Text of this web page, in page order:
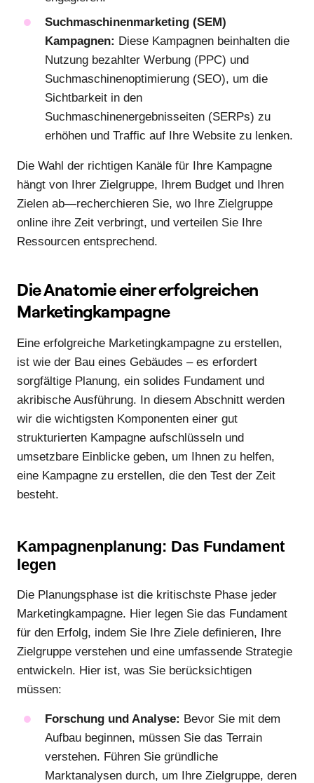
Suchmaschinenmarketing (SEM)
Kampagnen: Diese Kampagnen beinhalten die
Nutzung bezahlter Werbung (PPC) und
Suchmaschinenoptimierung (SEO), um die
Sichtbarkeit in den
Suchmaschinenergebnisseiten (SERPs) zu
erhöhen und Traffic auf Ihre Website zu lenken.
Die Wahl der richtigen Kanäle für Ihre Kampagne
hängt von Ihrer Zielgruppe, Ihrem Budget und Ihren
Zielen ab—recherchieren Sie, wo Ihre Zielgruppe
online ihre Zeit verbringt, und verteilen Sie Ihre
Ressourcen entsprechend.
Die Anatomie einer erfolgreichen
Marketingkampagne
Eine erfolgreiche Marketingkampagne zu erstellen,
ist wie der Bau eines Gebäudes – es erfordert
sorgfältige Planung, ein solides Fundament und
akribische Ausführung. In diesem Abschnitt werden
wir die wichtigsten Komponenten einer gut
strukturierten Kampagne aufschlüsseln und
umsetzbare Einblicke geben, um Ihnen zu helfen,
eine Kampagne zu erstellen, die den Test der Zeit
besteht.
Kampagnenplanung: Das Fundament
legen
Die Planungsphase ist die kritischste Phase jeder
Marketingkampagne. Hier legen Sie das Fundament
für den Erfolg, indem Sie Ihre Ziele definieren, Ihre
Zielgruppe verstehen und eine umfassende Strategie
entwickeln. Hier ist, was Sie berücksichtigen
müssen:
Forschung und Analyse: Bevor Sie mit dem
Aufbau beginnen, müssen Sie das Terrain
verstehen. Führen Sie gründliche
Marktanalysen durch, um Ihre Zielgruppe, deren